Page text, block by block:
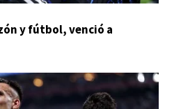
y fútbol, venció a